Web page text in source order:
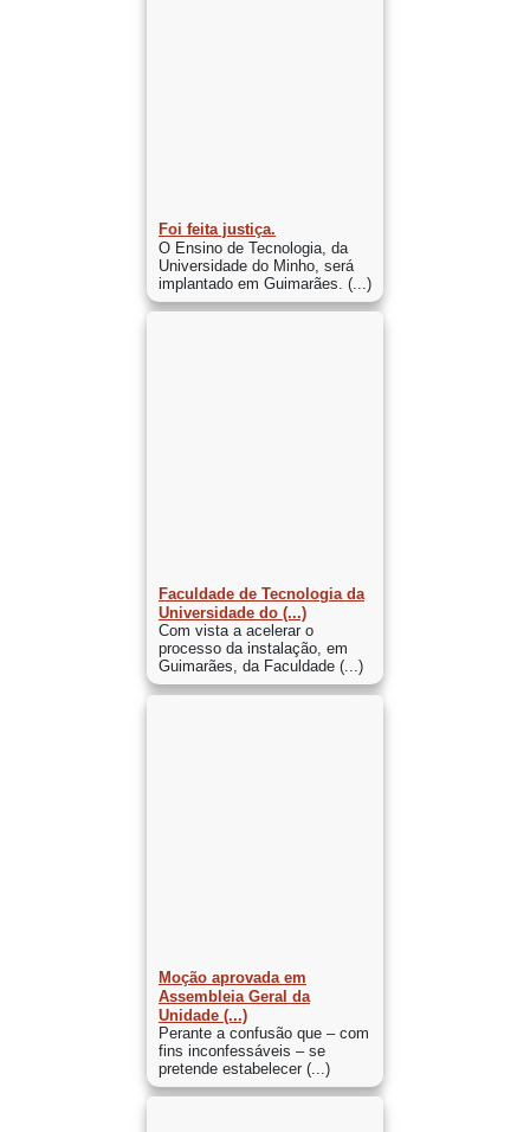
Foi feita justiça.
O Ensino de Tecnologia, da
Universidade do Minho, será
implantado em Guimarães. (...)
Faculdade de Tecnologia da
Universidade do (...)
Com vista a acelerar o
processo da instalação, em
Guimarães, da Faculdade (...)
Moção aprovada em
Assembleia Geral da
Unidade (...)
Perante a confusão que – com
fins inconfessáveis – se
pretende estabelecer (...)